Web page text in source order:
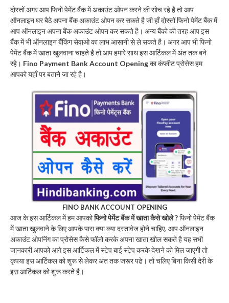
दोस्तों अगर आप फिनो पेमेंट बैंक में अकाउंट ओपन करने की सोच रहे है तो आप
ऑनलाइन घर बैठे अपना बैंक अकाउंट ओपन कर सकते है जी हाँ दोस्तों फिनो पेमेंट बैंक में
आप ऑनलाइन अपना बैंक अकाउंट ओपन कर सकते है। अन्य बैंको की तरह आप इस
बैंक में भी ऑनलाइन बैंकिंग सेवाओ का लाभ आसानी से ले सकते है। अगर आप भी फिनो
पेमेंट बैंक में खाता खुलवाना चाहते है तो आप हमारे साथ इस आर्टिकल में अंत तक बने
रहे। Fino Payment Bank Account Openingका कंप्लीट प्रोसेस हम
आपको यहाँ पर बताने जा रहे है।
FINO BANK ACCOUNT OPENING
आज के इस आर्टिकल में हम आपकोफिनो पेमेंट बैंक में खाता कैसे खोले ?फिनो पेमेंट बैंक
में खाता खुलवाने के लिए आपके पास क्या क्या दस्तावेज होने चाहिए, आप ऑनलाइन
अकाउंट ओपनिंग का प्रोसेस कैसे फॉलो करके अपना खाता खोल सकते है यह सभी
जानकारी आपको आगे इस आर्टिकल में स्टेप बाई स्टेप करके देखने को मिल जाएगी तो
कृपया इस आर्टिकल को शुरू से लेकर अंत तक जरूर पढे। तो चलिए बिना किसी देरी के
इस आर्टिकल को शुरू करते है।